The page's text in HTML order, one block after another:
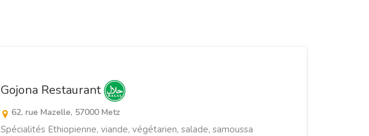
Gojona Restaurant
62, rue Mazelle, 57000 Metz
Spécialités Ethiopienne, viande, végétarien, salade, samoussa